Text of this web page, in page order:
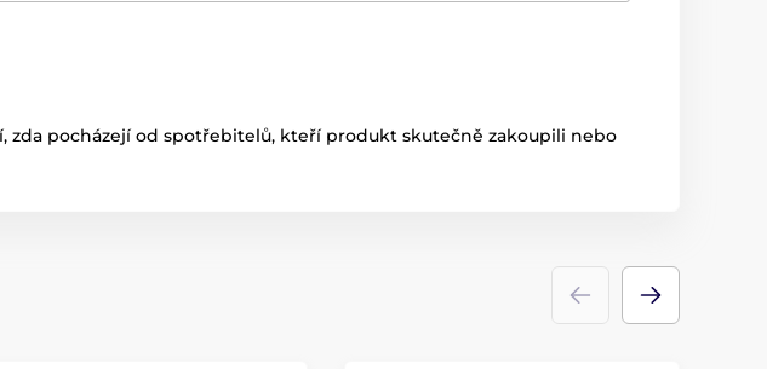
zda pocházejí od spotřebitelů, kteří produkt skutečně zakoupili nebo